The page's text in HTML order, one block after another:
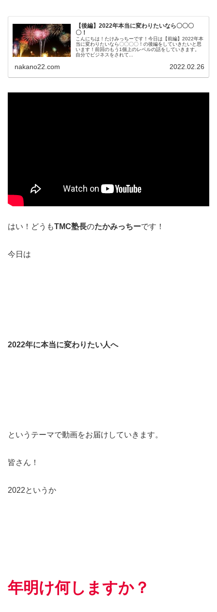
【後編】2022年本当に変わりたいなら〇〇〇
〇！
こんにちは！たけみっちーです！今日は【前編】2022年本
当に変わりたいなら〇〇〇〇！の後編をしていきたいと思
います！前回のもう1個上のレベルの話をしていきます。
自分でビジネスをされて...
nakano22.com 2022.02.26
はい！どうもTMC塾長のたかみっちーです！
今日は
2022年に本当に変わりたい人へ
というテーマで動画をお届けしていきます。
皆さん！
2022というか
年明け何しますか？